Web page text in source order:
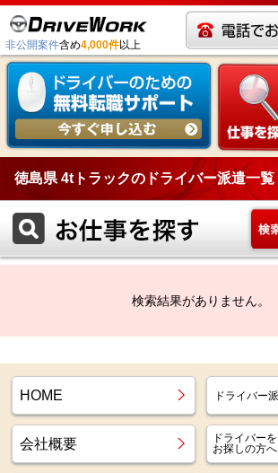
非公開案件含め4,000件以上
徳島県 4tトラックのドライバー派遣一覧
検索結果がありません。
HOME ドライバー
会社概要
ドライバーを
お探しの方へ